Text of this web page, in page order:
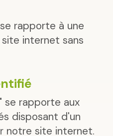
rapporte à une
internet sans
se rapporte aux
disposant d'un
notre site internet.